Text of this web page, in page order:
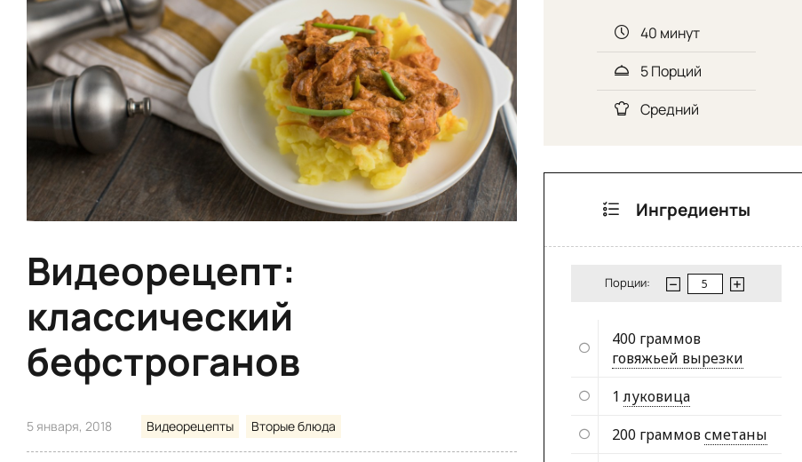
Видеорецепт:
классический
бефстроганов
5 января, 2018 Видеорецепты Вторые блюда
40 минут
5 Порций
Средний
Ингредиенты
Порции:
400 граммов
говяжьей вырезки
1 луковица
200 граммовсметаны